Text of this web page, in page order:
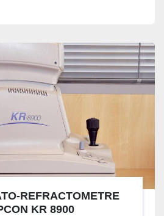
REFRACTOMETRE
KR 8900